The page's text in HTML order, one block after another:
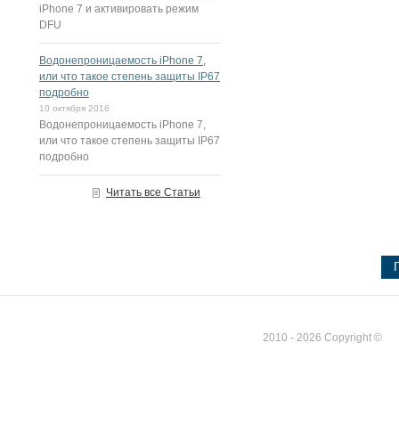
iPhone 7 и активировать режим
DFU
Водонепроницаемость iPhone 7,
или что такое степень защиты IP67
подробно
10 октября 2016
Водонепроницаемость iPhone 7,
или что такое степень защиты IP67
подробно
Читать все Статьи
2010 - 2026 Copyright ©